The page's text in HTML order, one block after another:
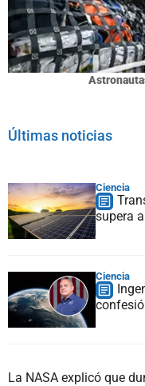
Últimas noticias
Ciencia
supera
Ciencia
La NASA explicó que